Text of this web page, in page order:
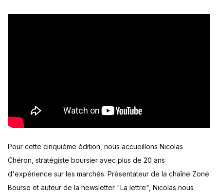
Pour cette cinquième édition, nous accueillons Nicolas
Chéron, stratégiste boursier avec plus de 20 ans
d'expérience sur les marchés. Présentateur de la chaîne Zone
Bourse et auteur de la newsletter "La lettre", Nicolas nous